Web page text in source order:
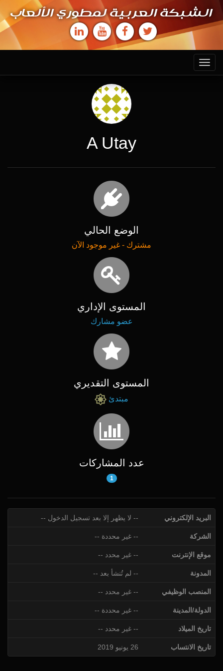
الشبكة العربية لمطوري الألعاب
Toggle
navigation
A Utay
الوضع الحالي
مشترك - غير موجود الآن
المستوى الإداري
عضو مشارك
المستوى التقديري
مبتدئ
عدد المشاركات
1
البريد الإلكتروني -- لا يظهر إلا بعد تسجيل الدخول --
الشركة -- غير محددة --
موقع الإنترنت -- غير محدد --
المدونة -- لم تُنشأ بعد --
المنصب الوظيفي -- غير محدد --
الدولة/المدينة -- غير محددة --
تاريخ الميلاد -- غير محدد --
تاريخ الانتساب 26 يونيو 2019